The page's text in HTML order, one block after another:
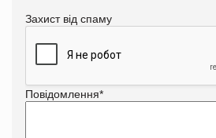
Захист від спаму
Повідомлення*